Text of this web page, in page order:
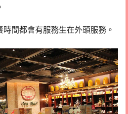
間都會有服務生在外頭服務。